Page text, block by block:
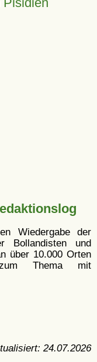
Wiedergabe der
Bollandisten und
über 10.000 Orten
Thema mit
24.07.2026